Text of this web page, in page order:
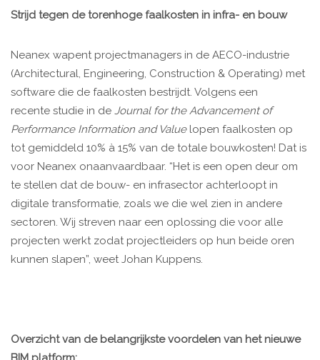
Strijd tegen de torenhoge faalkosten in infra- en bouw
Neanex wapent projectmanagers in de AECO-industrie
(Architectural, Engineering, Construction & Operating) met
software die de faalkosten bestrijdt. Volgens een
recente studie in de Journal for the Advancement of
Performance Information and Value lopen faalkosten op
tot gemiddeld 10% à 15% van de totale bouwkosten! Dat is
voor Neanex onaanvaardbaar. “Het is een open deur om
te stellen dat de bouw- en infrasector achterloopt in
digitale transformatie, zoals we die wel zien in andere
sectoren. Wij streven naar een oplossing die voor alle
projecten werkt zodat projectleiders op hun beide oren
kunnen slapen”, weet Johan Kuppens.
Overzicht van de belangrijkste voordelen van het nieuwe